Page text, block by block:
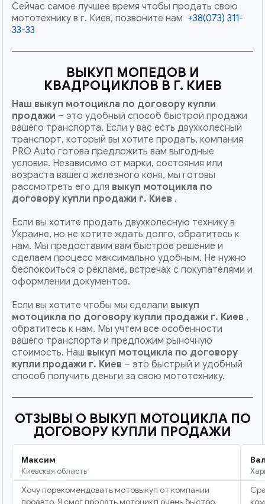
Сейчас самое лучшее время чтобы продать свою
мототехнику в г. Киев, позвоните нам +38(073) 311-
33-33
ВЫКУП МОПЕДОВ И
КВАДРОЦИКЛОВ В Г. КИЕВ
Наш выкуп мотоцикла по договору купли
продажи – это удобный способ быстрой продажи
вашего транспорта. Если у вас есть двухколесный
транспорт, который вы хотите продать, компания
PRO Auto готова предложить вам выгодные
условия. Независимо от марки, состояния или
возраста вашего железного коня, мы готовы
рассмотреть его для выкуп мотоцикла по
договору купли продажи г. Киев .
Если вы хотите продать двухколесную технику в
Украине, но не хотите ждать долго, обратитесь к
нам. Мы предоставим вам быстрое решение и
сделаем процесс максимально удобным. Не нужно
беспокоиться о рекламе, встречах с покупателями и
оформлении документов.
Если вы хотите чтобы мы сделали выкуп
мотоцикла по договору купли продажи г. Киев ,
обратитесь к нам. Мы учтем все особенности
вашего транспорта и предложим рыночную
стоимость. Наш выкуп мотоцикла по договору
купли продажи г. Киев – это быстрый и удобный
способ получить деньги за свою мототехнику.
ОТЗЫВЫ О ВЫКУП МОТОЦИКЛА ПО
ДОГОВОРУ КУПЛИ ПРОДАЖИ
Максим
Киевская область
Хочу порекомендовать мотовыкуп от компании
проавто. Я смог продать мотоцикл очень быстро.